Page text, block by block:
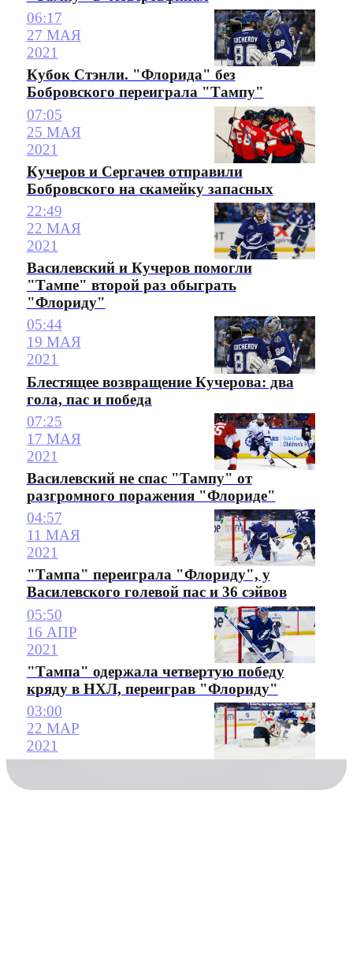
06:17
27 МАЯ
2021
Кубок Стэнли. "Флорида" без
Бобровского переиграла "Тампу"
07:05
25 МАЯ
2021
Кучеров и Сергачев отправили
Бобровского на скамейку запасных
22:49
22 МАЯ
2021
Василевский и Кучеров помогли
"Тампе" второй раз обыграть
"Флориду"
05:44
19 МАЯ
2021
Блестящее возвращение Кучерова: два
гола, пас и победа
07:25
17 МАЯ
2021
Василевский не спас "Тампу" от
разгромного поражения "Флориде"
04:57
11 МАЯ
2021
"Тампа" переиграла "Флориду", у
Василевского голевой пас и 36 сэйвов
05:50
16 АПР
2021
"Тампа" одержала четвертую победу
кряду в НХЛ, переиграв "Флориду"
03:00
22 МАР
2021